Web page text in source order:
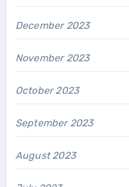
December 2023
November 2023
October 2023
September 2023
August 2023